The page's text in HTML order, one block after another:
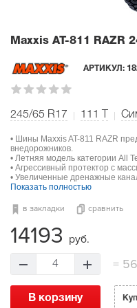
Maxxis AT-811 RAZR
АРТИКУЛ:
245/65 R17 111
• Шины Maxxis AT-811 RAZR
внедорожников.
• Летняя модель категории All
• Агрессивный протектор с
• Увеличенные дренажные
Показать полностью
в закладки сравнить
14193 руб.
4 =
В корзину